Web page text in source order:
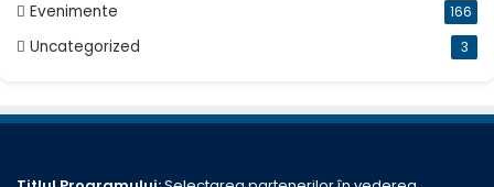
Evenimente 166
Uncategorized 3